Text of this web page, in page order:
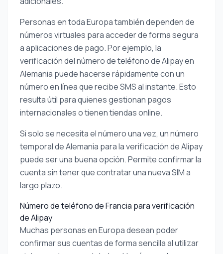
Personas en toda Europa también dependen de
números virtuales para acceder de forma segura
a aplicaciones de pago. Por ejemplo, la
verificación del número de teléfono de Alipay en
Alemania puede hacerse rápidamente con un
número en línea que recibe SMS al instante. Esto
resulta útil para quienes gestionan pagos
internacionales o tienen tiendas online.
Si solo se necesita el número una vez, un número
temporal de Alemania para la verificación de Alipay
puede ser una buena opción. Permite confirmar la
cuenta sin tener que contratar una nueva SIM a
largo plazo.
Número de teléfono de Francia para verificación
de Alipay
Muchas personas en Europa desean poder
confirmar sus cuentas de forma sencilla al utilizar